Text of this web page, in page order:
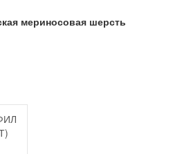
мериносовая шерсть